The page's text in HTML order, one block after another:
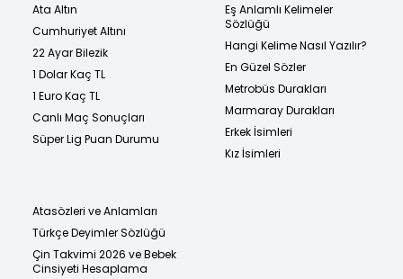
Ata Altın
Cumhuriyet Altını
22 Ayar Bilezik
1 Dolar Kaç TL
1 Euro Kaç TL
Canlı Maç Sonuçları
Süper Lig Puan Durumu
Eş Anlamlı Kelimeler
Sözlüğü
Hangi Kelime Nasıl Yazılır?
En Güzel Sözler
Metrobüs Durakları
Marmaray Durakları
Erkek İsimleri
Kız İsimleri
Atasözleri ve Anlamları
Türkçe Deyimler Sözlüğü
Çin Takvimi 2026 ve Bebek
Cinsiyeti Hesaplama